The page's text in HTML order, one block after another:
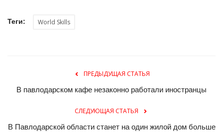
Теги: World Skills
ПРЕДЫДУЩАЯ СТАТЬЯ
В павлодарском кафе незаконно работали иностранцы
СЛЕДУЮЩАЯ СТАТЬЯ
В Павлодарской области станет на один жилой дом больше